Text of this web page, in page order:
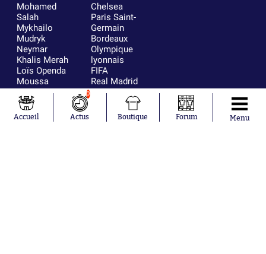
Mohamed
Salah
Mykhailo
Mudryk
Neymar
Khalis Merah
Loïs Openda
Moussa
Niakhaté
Nicolás
Tagliafico
Pavel Šulc
Chelsea
Paris Saint-
Germain
Bordeaux
Olympique
lyonnais
FIFA
Real Madrid
RC Strasbourg
AC Milan
RC Lens
Accueil
0
Actus Boutique Forum Menu